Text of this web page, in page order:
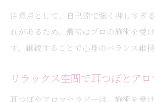
注意点として、自己流で強く押しすぎ
れがあるため、最初はプロの施術を受
す。継続することで心身のバランス維持
リラックス空間で耳つぼとア
耳つぼやアロマセラピーは、施術を受